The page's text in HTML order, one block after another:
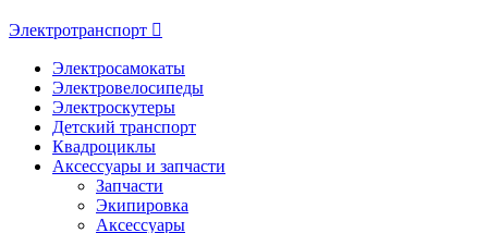
Электротранспорт
Электросамокаты
Электровелосипеды
Электроскутеры
Детский транспорт
Квадроциклы
Аксессуары и запчасти
Запчасти
Экипировка
Аксессуары